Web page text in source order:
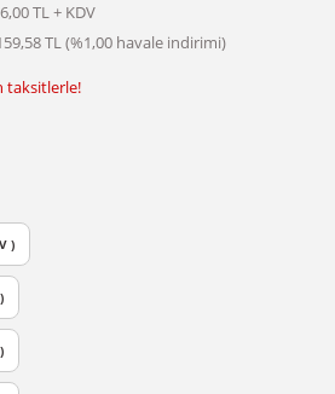
TL + KDV
TL (%1,00 havale indirimi)
taksitlerle!
)